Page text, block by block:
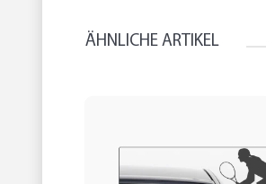
ÄHNLICHE ARTIKEL